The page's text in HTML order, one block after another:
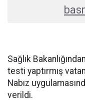
Sağlık
testi yaptırmış
Nabız
verildi.